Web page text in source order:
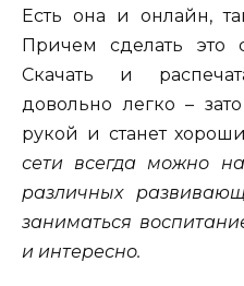
Есть она и онлайн,
Причем сделать это
Скачать и
довольно легко –
рукой и станет
сети всегда можно
различных
заниматься
и интересно.